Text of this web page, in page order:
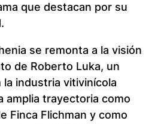
que destacan por su
se remonta a la visión
de Roberto Luka, un
industria vitivinícola
amplia trayectoria como
Finca Flichman y como